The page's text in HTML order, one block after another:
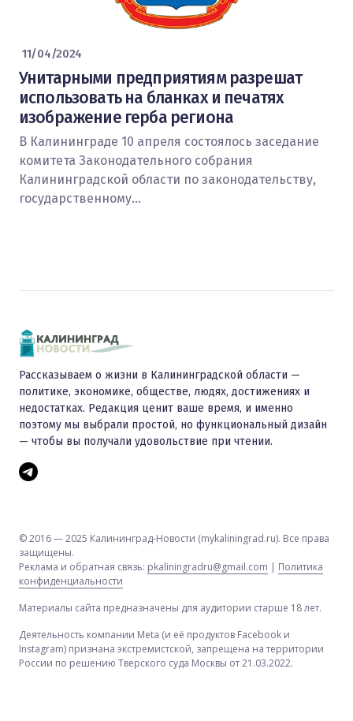
11/04/2024
Унитарными предприятиям разрешат
использовать на бланках и печатях
изображение герба региона
В Калининграде 10 апреля состоялось заседание
комитета Законодательного собрания
Калининградской области по законодательству,
государственному…
Рассказываем о жизни в Калининградской области —
политике, экономике, обществе, людях, достижениях и
недостатках. Редакция ценит ваше время, и именно
поэтому мы выбрали простой, но функциональный дизайн
— чтобы вы получали удовольствие при чтении.
© 2016 — 2025 Калининград-Новости (mykaliningrad.ru). Все права
защищены.
Реклама и обратная связь: pkaliningradru@gmail.com | Политика
конфиденциальности
Материалы сайта предназначены для аудитории старше 18 лет.
Деятельность компании Meta (и её продуктов Facebook и
Instagram) признана экстремистской, запрещена на территории
России по решению Тверского суда Москвы от 21.03.2022.